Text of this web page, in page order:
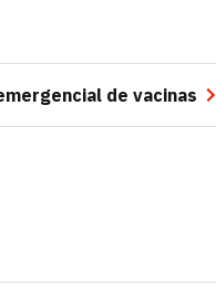
de vacinas